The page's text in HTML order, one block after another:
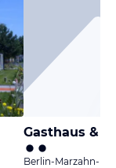
Gasthaus &
Berlin-Marzahn-